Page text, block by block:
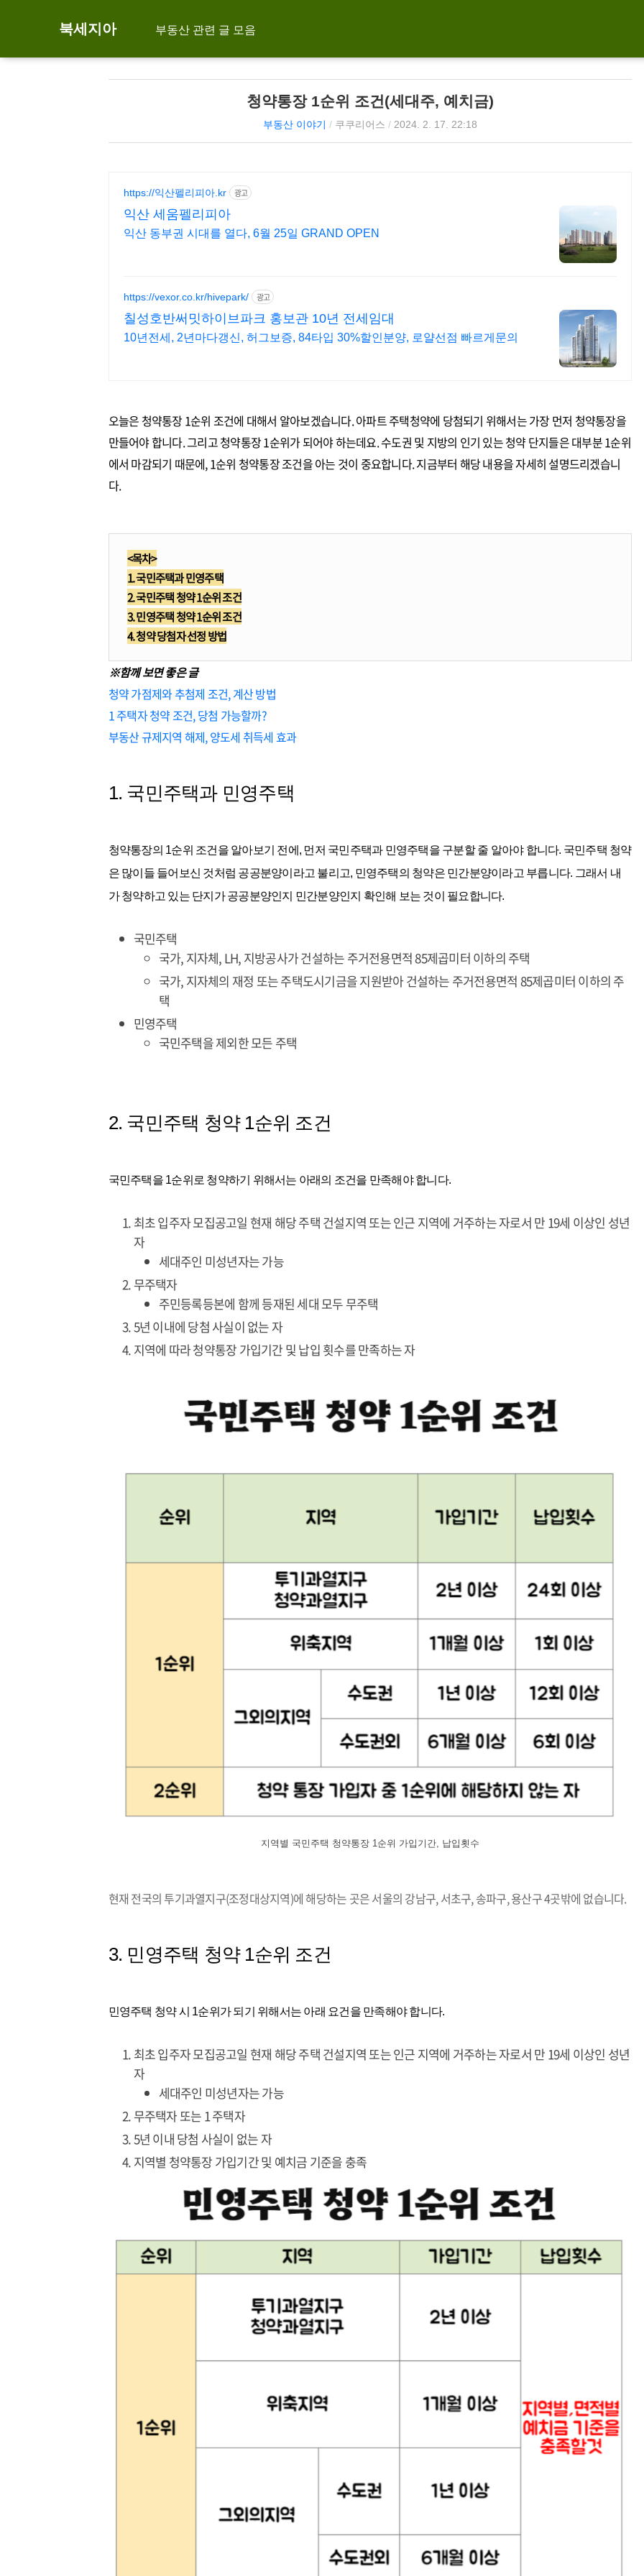
북세지아 부동산 관련 글 모음
청약통장 1순위 조건(세대주, 예치금)
부동산 이야기 / 쿠쿠리어스 / 2024. 2. 17. 22:18
https://익산펠리피아.kr 광고
익산 세움펠리피아
익산 동부권 시대를 열다, 6월 25일 GRAND OPEN
https://vexor.co.kr/hivepark/ 광고
칠성호반써밋하이브파크 홍보관 10년 전세임대
10년전세, 2년마다갱신, 허그보증, 84타입 30%할인분양, 로얄선점 빠르게문의
오늘은 청약통장 1순위 조건에 대해서 알아보겠습니다. 아파트 주택청약에 당첨되기 위해서는 가장 먼저 청약통장을
만들어야 합니다. 그리고 청약통장 1순위가 되어야 하는데요. 수도권 및 지방의 인기 있는 청약 단지들은 대부분 1순위
에서 마감되기 때문에, 1순위 청약통장 조건을 아는 것이 중요합니다. 지금부터 해당 내용을 자세히 설명드리겠습니
다.
<목차>
1. 국민주택과 민영주택
2. 국민주택 청약 1순위 조건
3. 민영주택 청약 1순위 조건
4. 청약 당첨자 선정 방법
※함께 보면 좋은 글
청약 가점제와 추첨제 조건, 계산 방법
1 주택자 청약 조건, 당첨 가능할까?
부동산 규제지역 해제, 양도세 취득세 효과
1. 국민주택과 민영주택
청약통장의 1순위 조건을 알아보기 전에, 먼저 국민주택과 민영주택을 구분할 줄 알아야 합니다. 국민주택 청약
은 많이들 들어보신 것처럼 공공분양이라고 불리고, 민영주택의 청약은 민간분양이라고 부릅니다. 그래서 내
가 청약하고 있는 단지가 공공분양인지 민간분양인지 확인해 보는 것이 필요합니다.
국민주택
국가, 지자체, LH, 지방공사가 건설하는 주거전용면적 85제곱미터 이하의 주택
국가, 지자체의 재정 또는 주택도시기금을 지원받아 건설하는 주거전용면적 85제곱미터 이하의 주
택
민영주택
국민주택을 제외한 모든 주택
2. 국민주택 청약 1순위 조건
국민주택을 1순위로 청약하기 위해서는 아래의 조건을 만족해야 합니다.
최초 입주자 모집공고일 현재 해당 주택 건설지역 또는 인근 지역에 거주하는 자로서 만 19세 이상인 성년
자
세대주인 미성년자는 가능
무주택자
주민등록등본에 함께 등재된 세대 모두 무주택
5년 이내에 당첨 사실이 없는 자
지역에 따라 청약통장 가입기간 및 납입 횟수를 만족하는 자
지역별 국민주택 청약통장 1순위 가입기간, 납입횟수
현재 전국의 투기과열지구(조정대상지역)에 해당하는 곳은 서울의 강남구, 서초구, 송파구, 용산구 4곳밖에 없습니다.
3. 민영주택 청약 1순위 조건
민영주택 청약 시 1순위가 되기 위해서는 아래 요건을 만족해야 합니다.
최초 입주자 모집공고일 현재 해당 주택 건설지역 또는 인근 지역에 거주하는 자로서 만 19세 이상인 성년
자
세대주인 미성년자는 가능
무주택자 또는 1 주택자
5년 이내 당첨 사실이 없는 자
지역별 청약통장 가입기간 및 예치금 기준을 충족